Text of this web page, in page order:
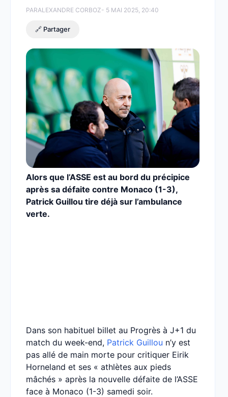
PARALEXANDRE CORBOZ- 5 MAI 2025, 20:40
🔗 Partager
Alors que l’ASSE est au bord du précipice
après sa défaite contre Monaco (1-3),
Patrick Guillou tire déjà sur l’ambulance
verte.
Dans son habituel billet au Progrès à J+1 du
match du week-end, Patrick Guillou n’y est
pas allé de main morte pour critiquer Eirik
Horneland et ses « athlètes aux pieds
mâchés » après la nouvelle défaite de l’ASSE
face à Monaco (1-3) samedi soir.